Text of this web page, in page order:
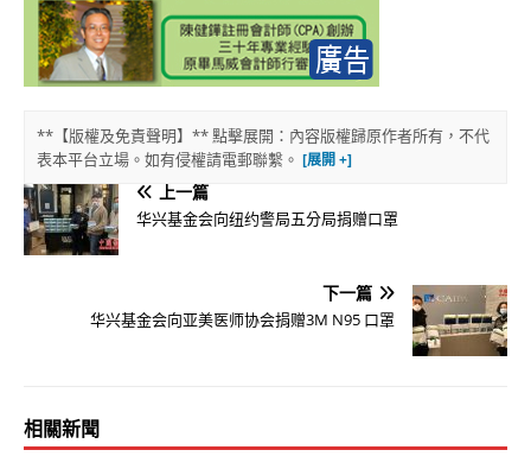
**【版權及免責聲明】** 點擊展開：內容版權歸原作者所有，不代
表本平台立場。如有侵權請電郵聯繫。
上一篇
华兴基金会向纽约警局五分局捐赠口罩
下一篇
华兴基金会向亚美医师协会捐赠3M N95 口罩
相關新聞